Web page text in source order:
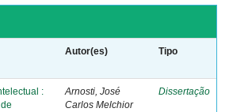
Autor(es) Tipo
:
Arnosti, José
Carlos Melchior
Dissertação